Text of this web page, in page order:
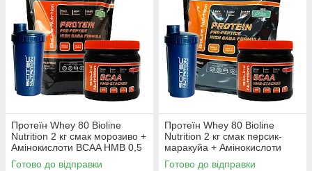
Протеїн Whey 80 Bioline
Nutrition 2 кг смак морозиво +
Амінокислоти BCAA HMB 0,5
кг + шейкер
Готово до відправки
Протеїн Whey 80 Bioline
Nutrition 2 кг смак персик-
маракуйа + Амінокислоти
BCAA HMB 0,5 кг + шейкер
Готово до відправки